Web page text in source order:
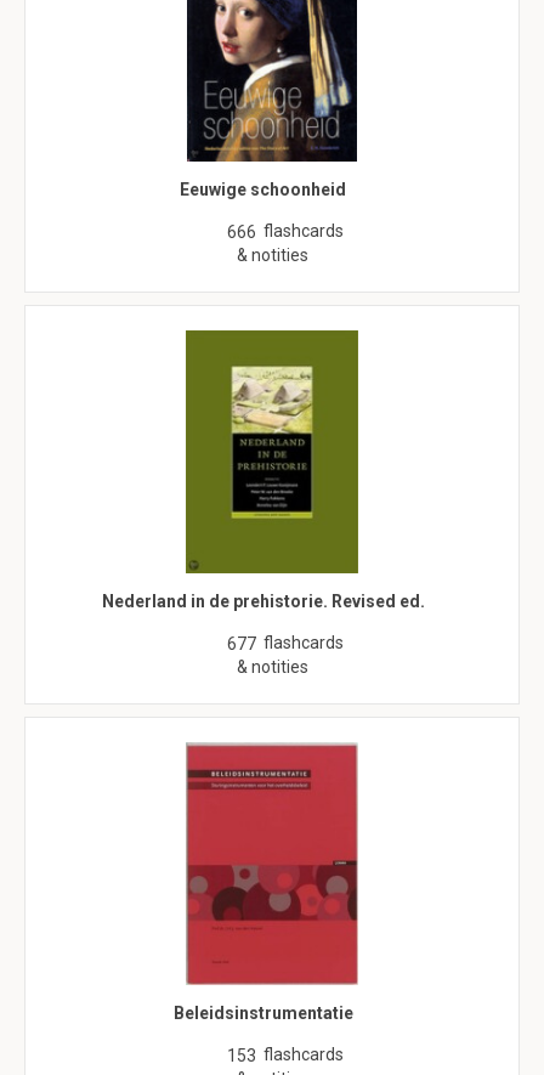
Eeuwige schoonheid
666 flashcards
& notities
Nederland in de prehistorie. Revised ed.
677 flashcards
& notities
Beleidsinstrumentatie
153 flashcards